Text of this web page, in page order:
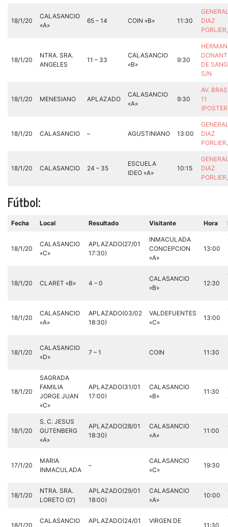
18/1/20
CALASANCIO
«A»
65 – 14 COIN «B» 11:30
DIAZ
18/1/20
NTRA. SRA.
ANGELES
11 – 33
CALASANCIO
«B»
9:30
DE
S/N
18/1/20 MENESIANO APLAZADO
CALASANCIO
«A»
9:30
AV.
11
18/1/20 CALASANCIO – AGUSTINIANO 13:00
DIAZ
18/1/20 CALASANCIO 24 – 35
ESCUELA
IDEO «A»
10:15
DIAZ
Fútbol:
Fecha Local Resultado Visitante Hora
18/1/20
CALASANCIO
«C»
APLAZADO(27/01
17:30)
INMACULADA
CONCEPCION
«A»
13:00
18/1/20 CLARET «B» 4 – 0
CALASANCIO
«B»
12:30
18/1/20
CALASANCIO
«A»
APLAZADO(03/02
18:30)
VALDEFUENTES
«C»
13:00
18/1/20
CALASANCIO
«D»
7 – 1 COIN 11:30
18/1/20
SAGRADA
FAMILIA
JORGE JUAN
«C»
APLAZADO(31/01
17:00)
CALASANCIO
«B»
11:30
18/1/20
S. C. JESUS
GUTENBERG
«A»
APLAZADO(28/01
18:30)
CALASANCIO
«A»
11:00
17/1/20
MARIA
INMACULADA
–
CALASANCIO
«C»
19:30
18/1/20
NTRA. SRA.
LORETO (O’)
APLAZADO(29/01
18:00)
CALASANCIO
«A»
10:00
18/1/20
CALASANCIO
APLAZADO(24/01
VIRGEN DE
11:30